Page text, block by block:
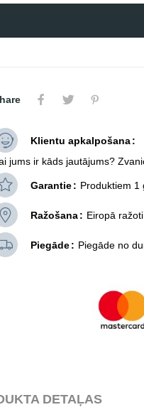
Klientu apkalpošana
jums ir kāds jautājums?
Garantie Produktiem 1
Ražošana Eiropā
Piegāde Piegāde no
DETAĻAS